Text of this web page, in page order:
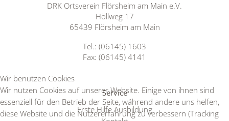
DRK Ortsverein Flörsheim am Main e.V.
Höllweg 17
65439 Flörsheim am Main
Tel.: (06145) 1603
Fax: (06145) 4141
Service
Erste Hilfe Ausbildung
Wir benutzen Cookies
Wir nutzen Cookies auf unserer Website. Einige von ihnen sind
essenziell für den Betrieb der Seite, während andere uns helfen,
diese Website und die Nutzererfahrung zu verbessern (Tracking